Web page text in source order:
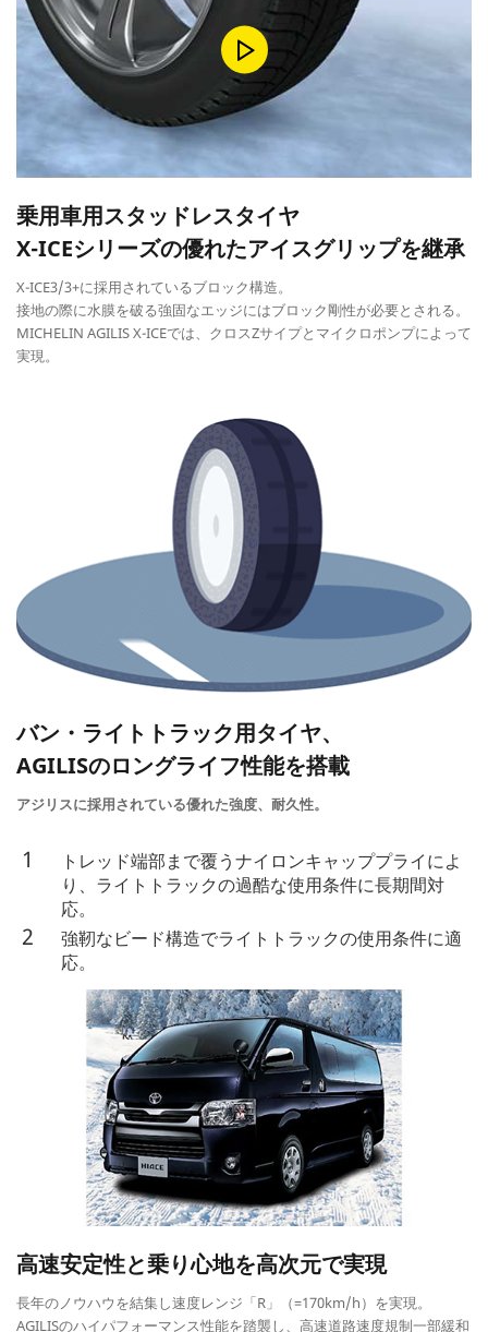
乗用車用スタッドレスタイヤ
X-ICEシリーズの優れたアイスグリップを継承
X-ICE3/3+に採用されているブロック構造。
接地の際に水膜を破る強固なエッジにはブロック剛性が必要とされる。
MICHELIN AGILIS X-ICEでは、クロスZサイプとマイクロポンプによって
実現。
バン・ライトトラック用タイヤ、
AGILISのロングライフ性能を搭載
アジリスに採用されている優れた強度、耐久性。
トレッド端部まで覆うナイロンキャッププライによ
り、ライトトラックの過酷な使用条件に長期間対
応。
強靭なビード構造でライトトラックの使用条件に適
応。
高速安定性と乗り心地を高次元で実現
長年のノウハウを結集し速度レンジ「R」（=170km/h）を実現。
AGILISのハイパフォーマンス性能を踏襲し、高速道路速度規制一部緩和